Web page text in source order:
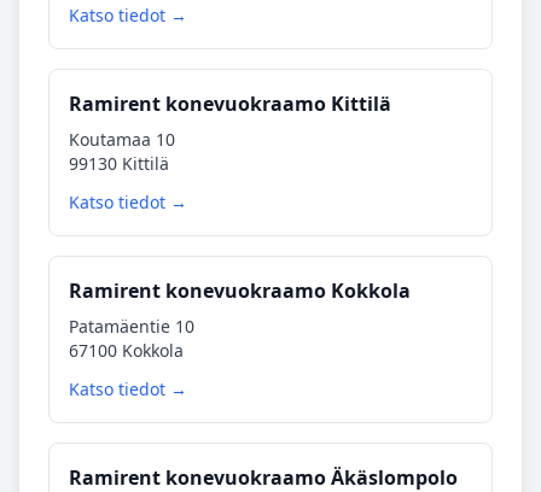
Katso tiedot →
Ramirent konevuokraamo Kittilä
Koutamaa 10
99130 Kittilä
Katso tiedot →
Ramirent konevuokraamo Kokkola
Patamäentie 10
67100 Kokkola
Katso tiedot →
Ramirent konevuokraamo Äkäslompolo